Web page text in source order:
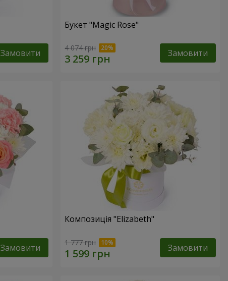
Замовити
Букет "Magic Rose"
4 074 грн Замовити
Замовити
Композиція "Elizabeth"
1 777 грн Замовити